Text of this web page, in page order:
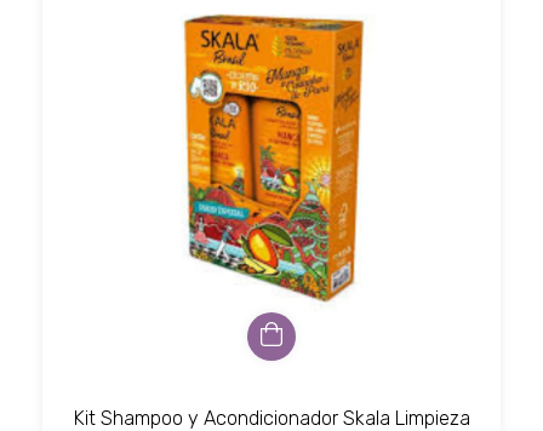
Kit Shampoo y Acondicionador Skala Limpieza